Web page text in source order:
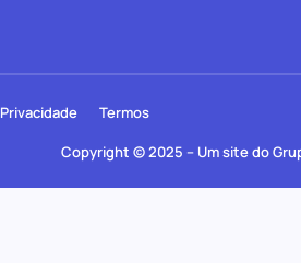
Copyright © 2025 – Um site do
Privacidade Termos